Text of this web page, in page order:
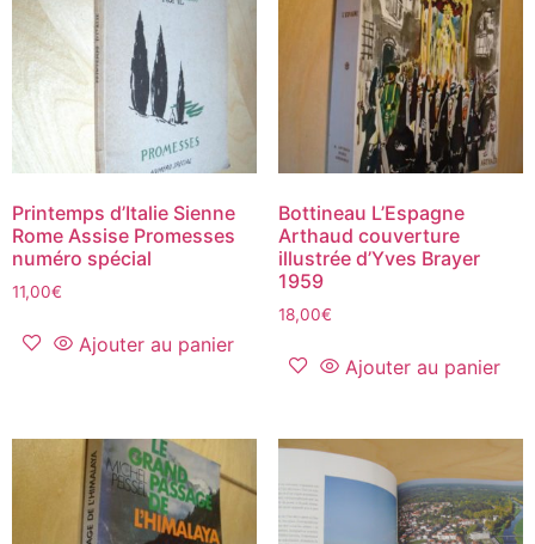
‎Printemps d’Italie Sienne
Rome Assise Promesses
numéro spécial
11,00€
Ajouter au panier
Bottineau L’Espagne
Arthaud couverture
illustrée d’Yves Brayer
1959
18,00€
Ajouter au panier